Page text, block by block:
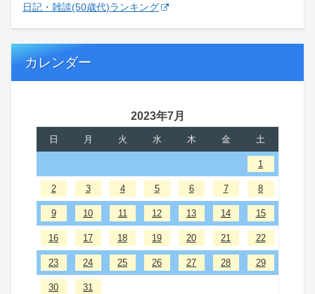
日記・雑談(50歳代)ランキング
カレンダー
2023年7月
日 月 火 水 木 金 土
1
2 3 4 5 6 7 8
9 10 11 12 13 14 15
16 17 18 19 20 21 22
23 24 25 26 27 28 29
30 31